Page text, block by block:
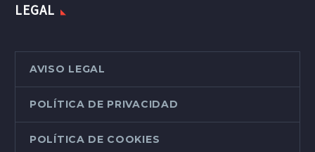
LEGAL
AVISO LEGAL
POLÍTICA DE PRIVACIDAD
POLÍTICA DE COOKIES